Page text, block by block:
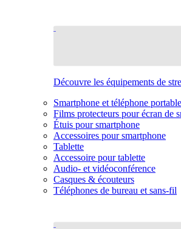
Découvre les équipements de
Smartphone et téléphone portable
Films protecteurs pour écran de
Étuis pour smartphone
Accessoires pour smartphone
Tablette
Accessoire pour tablette
Audio- et vidéoconférence
Casques & écouteurs
Téléphones de bureau et sans-fil